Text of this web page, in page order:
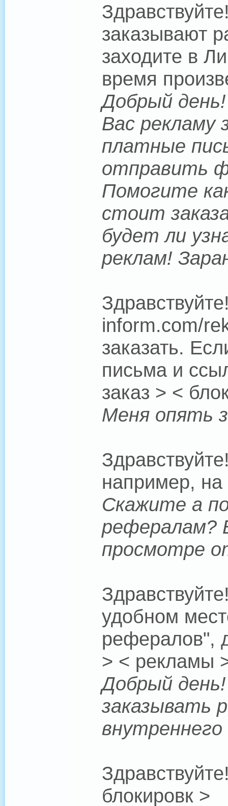
заказывают
заходите в
время
Добрый
Вас рекламу
платные
отправить
Помогите
стоит
будет ли
реклам!
inform.com/
заказать.
письма и
заказ > <
Меня опять
например, на
Скажите а
рефералам?
просмотре
удобном
рефералов",
> < рекламы
Добрый
заказывать
внутреннего
блокировк >